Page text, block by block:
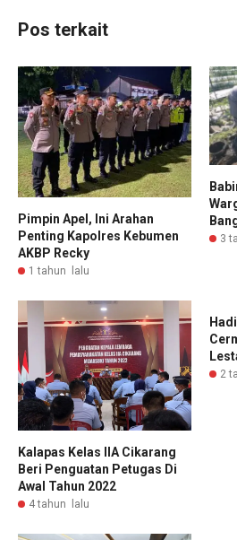
Pos terkait
Pimpin Apel, Ini Arahan
Penting Kapolres Kebumen
AKBP Recky
1 tahun lalu
3
Kalapas Kelas IIA Cikarang
Beri Penguatan Petugas Di
Awal Tahun 2022
4 tahun lalu
2